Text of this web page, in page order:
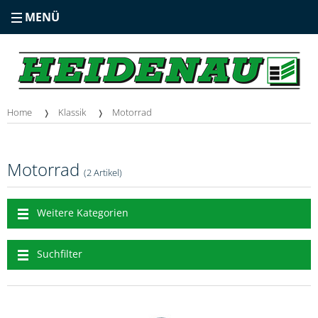
MENÜ
Home Klassik Motorrad
Motorrad (2 Artikel)
Weitere Kategorien
Suchfilter